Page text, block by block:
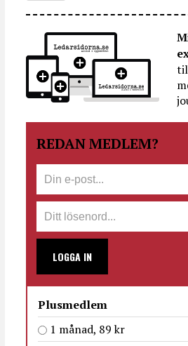
REDAN MEDLEM?
LOGGA IN
Plusmedlem
1 månad, 89 kr